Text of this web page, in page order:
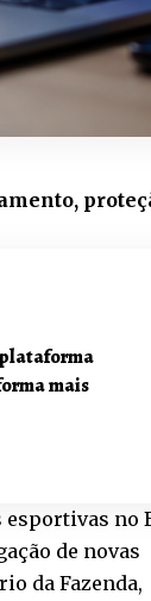
mais
esportivas no
de novas
da Fazenda,